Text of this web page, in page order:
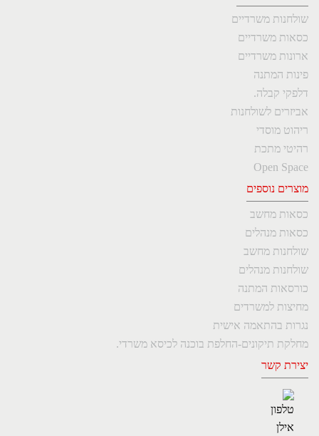
שולחנות משרדיים
כסאות משרדיים
ארונות משרדיים
פינות המתנה
דלפקי קבלה.
אביזרים לשולחנות
ריהוט מוסדי
רהיטי מתכת
Open Space
מוצרים נוספים
כסאות מחשב
כסאות מנהלים
שולחנות מחשב
שולחנות מנהלים
כורסאות המתנה
מחיצות למשרדים
נגרות בהתאמה אישית
מחלקת תיקונים-החלפת בוכנה לכיסא משרדי.
יצירת קשר